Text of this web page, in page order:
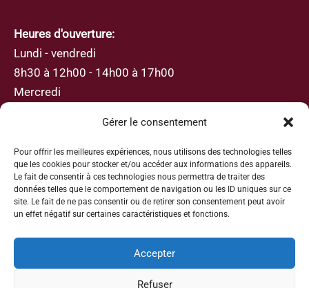
Gérer le consentement
Pour offrir les meilleures expériences, nous utilisons des technologies telles
que les cookies pour stocker et/ou accéder aux informations des appareils.
Le fait de consentir à ces technologies nous permettra de traiter des
données telles que le comportement de navigation ou les ID uniques sur ce
site. Le fait de ne pas consentir ou de retirer son consentement peut avoir
un effet négatif sur certaines caractéristiques et fonctions.
Accepter
Refuser
Heures d'ouverture:
Lundi - vendredi
8h30 à 12h00 - 14h00 à 17h00
Mercredi
S’abonner
Inscrivez-vous avec votre adresse e-mail afin de
recevoir les actualités et les mises à jour